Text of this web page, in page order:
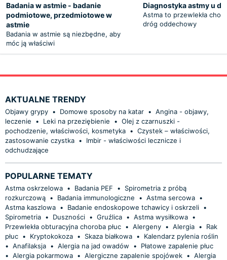
Badania w astmie - badanie
podmiotowe, przedmiotowe w
astmie
Badania w astmie są niezbędne, aby
móc ją właściwi
Diagnostyka astmy u
Astma to przewlekła
dróg oddechowy
AKTUALNE TRENDY
Objawy grypy • Domowe sposoby na katar • Angina - objawy,
leczenie
• Leki na przeziębienie • Olej z czarnuszki -
pochodzenie, właściwości, kosmetyka • Czystek – właściwości,
zastosowanie czystka •
Imbir - właściwości lecznicze i
odchudzające
POPULARNE TEMATY
Astma oskrzelowa • Badania PEF •
Spirometria z próbą
rozkurczową • Badania immunologiczne • Astma sercowa •
Astma kaszlowa • Badanie endoskopowe tchawicy i oskrzeli •
Spirometria • Duszności • Gruźlica • Astma wysiłkowa •
Przewlekła obturacyjna choroba płuc • Alergeny • Alergia •
Rak
płuc • Kryptokokoza • Skaza białkowa •
Kalendarz pylenia roślin
• Anafilaksja • Alergia na jad owadów •
Płatowe zapalenie płuc
• Alergia pokarmowa • Alergiczne zapalenie spojówek • Alergia